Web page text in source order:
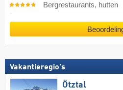
Bergrestaurants, hutten
Vakantieregio's
Ötztal